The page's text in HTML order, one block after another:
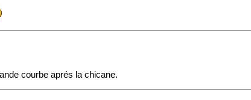
courbe aprés la chicane.